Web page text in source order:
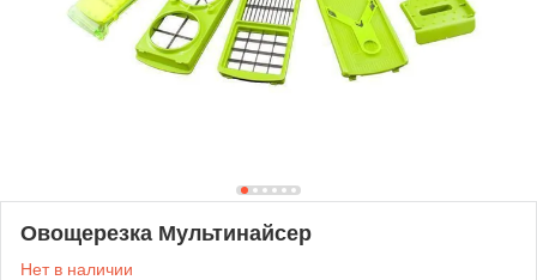
Овощерезка Мультинайсер
Нет в наличии